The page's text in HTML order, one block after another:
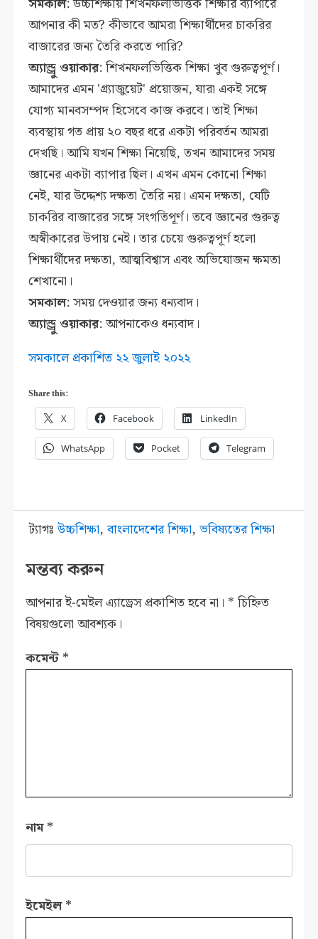
আপনার কী মত? কীভাবে আমরা শিক্ষার্থীদের চাকরির
বাজারের জন্য তৈরি করতে পারি?
অ্যান্ড্রু ওয়াকার: শিখনফলভিত্তিক শিক্ষা খুব গুরুত্বপূর্ণ।
আমাদের এমন 'গ্র্যাজুয়েট' প্রয়োজন, যারা একই সঙ্গে
যোগ্য মানবসম্পদ হিসেবে কাজ করবে। তাই শিক্ষা
ব্যবস্থায় গত প্রায় ২০ বছর ধরে একটা পরিবর্তন আমরা
দেখছি। আমি যখন শিক্ষা নিয়েছি, তখন আমাদের সময়
জ্ঞানের একটা ব্যাপার ছিল। এখন এমন কোনো শিক্ষা
নেই, যার উদ্দেশ্য দক্ষতা তৈরি নয়। এমন দক্ষতা, যেটি
চাকরির বাজারের সঙ্গে সংগতিপূর্ণ। তবে জ্ঞানের গুরুত্ব
অস্বীকারের উপায় নেই। তার চেয়ে গুরুত্বপূর্ণ হলো
শিক্ষার্থীদের দক্ষতা, আত্মবিশ্বাস এবং অভিযোজন ক্ষমতা
শেখানো।
সমকাল: সময় দেওয়ার জন্য ধন্যবাদ।
অ্যান্ড্রু ওয়াকার: আপনাকেও ধন্যবাদ।
সমকালে প্রকাশিত ২২ জুলাই ২০২২
Share this:
X Facebook LinkedIn
WhatsApp Pocket Telegram
ট্যাগঃউচ্চশিক্ষা,বাংলাদেশের শিক্ষা,ভবিষ্যতের শিক্ষা
মন্তব্য করুন
আপনার ই-মেইল এ্যাড্রেস প্রকাশিত হবে না। * চিহ্নিত
বিষয়গুলো আবশ্যক।
কমেন্ট *
নাম*
ইমেইল*